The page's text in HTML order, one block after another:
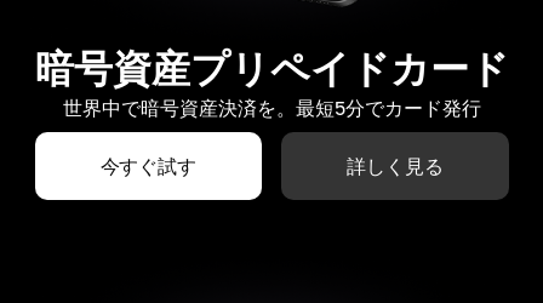
暗号資産プリペイドカード
世界中で暗号資産決済を。最短5分でカード発行
今すぐ試す 詳しく見る